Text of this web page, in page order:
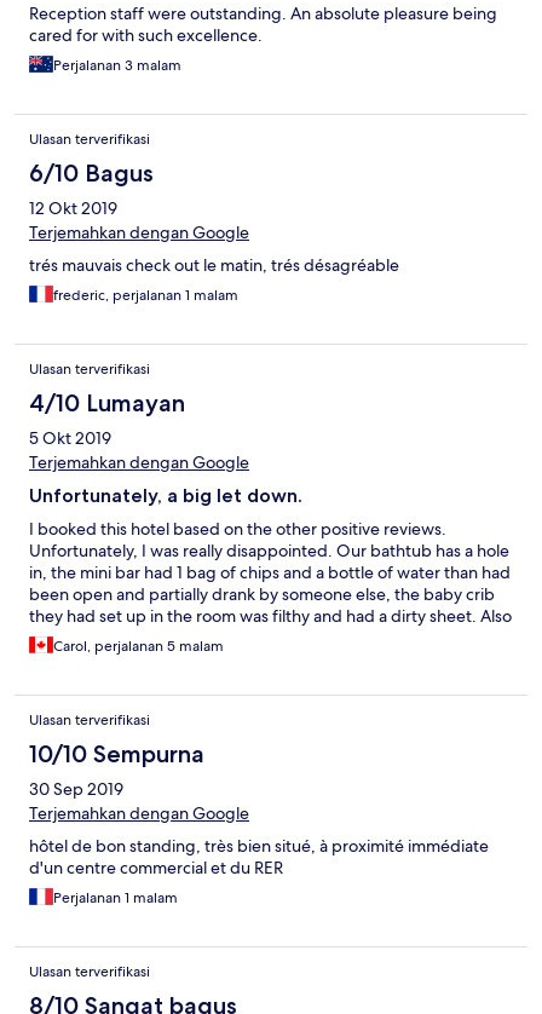
Reception staff were outstanding. An absolute pleasure being
cared for with such excellence.
Perjalanan 3 malam
Ulasan terverifikasi
6/10 Bagus
12 Okt 2019
Terjemahkan dengan Google
trés mauvais check out le matin, trés désagréable
frederic, perjalanan 1 malam
Ulasan terverifikasi
4/10 Lumayan
5 Okt 2019
Terjemahkan dengan Google
Unfortunately, a big let down.
I booked this hotel based on the other positive reviews.
Unfortunately, I was really disappointed. Our bathtub has a hole
in, the mini bar had 1 bag of chips and a bottle of water than had
been open and partially drank by someone else, the baby crib
they had set up in the room was filthy and had a dirty sheet. Also
the water closet was so small you had to straddle the toilet to be
able to close the door. And the final straw was the air
were unable to sleep. The front desk sent someone to look at
the air conditioning but nothing was fixed and we were told a
fan was not available. The staff and breakfast were, however,
excellent.
Carol, perjalanan 5 malam
Ulasan terverifikasi
10/10 Sempurna
30 Sep 2019
Terjemahkan dengan Google
hôtel de bon standing, très bien situé, à proximité immédiate
d'un centre commercial et du RER
Perjalanan 1 malam
Ulasan terverifikasi
8/10 Sangat bagus